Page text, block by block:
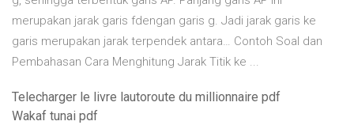
merupakan jarak garis fdengan garis g. Jadi jarak garis ke
garis merupakan jarak terpendek antara… Contoh Soal dan
Pembahasan Cara Menghitung Jarak Titik ke ...
Telecharger le livre lautoroute du millionnaire pdf
Wakaf tunai pdf